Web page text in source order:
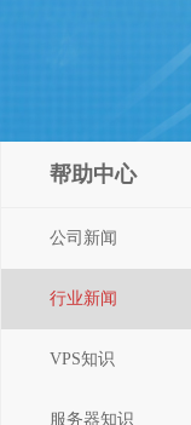
帮助中心
公司新闻
行业新闻
VPS知识
服务器知识